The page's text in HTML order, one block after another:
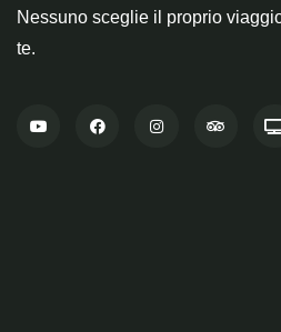
Nessuno sceglie il proprio
te.